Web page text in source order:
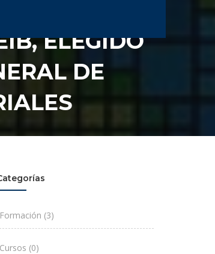
ELEGIDO
DE
Formación (3)
Cursos (0)